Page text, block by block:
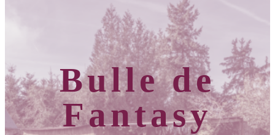
Bulle de
Fantasy